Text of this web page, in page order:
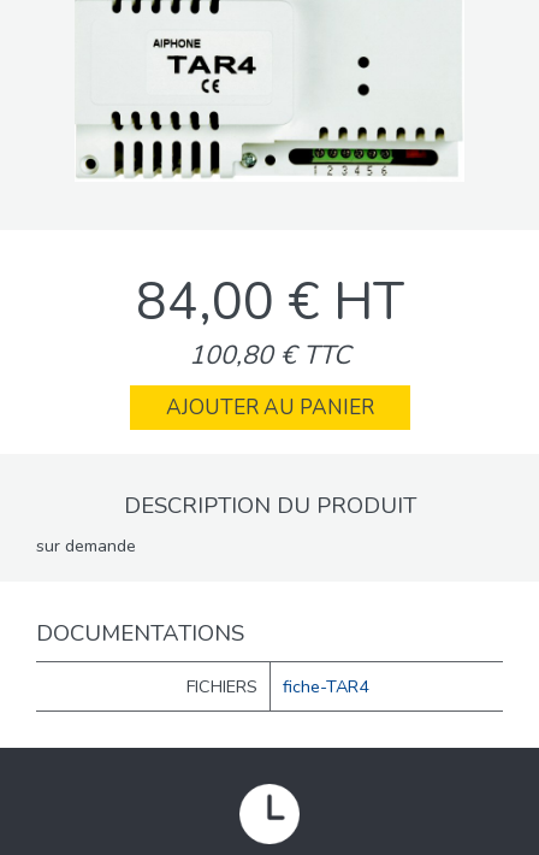
84,00 € HT
100,80 € TTC
AJOUTER AU PANIER
DESCRIPTION DU PRODUIT
sur demande
DOCUMENTATIONS
FICHIERS fiche-TAR4